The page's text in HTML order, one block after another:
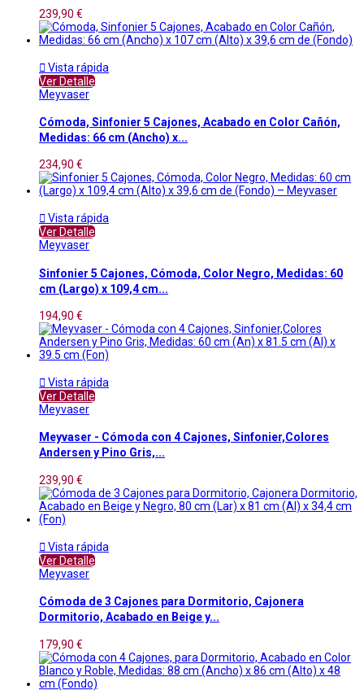
239,90 €
 Vista rápida
Ver Detalle
Meyvaser
Cómoda, Sinfonier 5 Cajones, Acabado en Color Cañón,
Medidas: 66 cm (Ancho) x...
234,90 €
 Vista rápida
Ver Detalle
Meyvaser
Sinfonier 5 Cajones, Cómoda, Color Negro, Medidas: 60
cm (Largo) x 109,4 cm...
194,90 €
 Vista rápida
Ver Detalle
Meyvaser
Meyvaser - Cómoda con 4 Cajones, Sinfonier,Colores
Andersen y Pino Gris,...
239,90 €
 Vista rápida
Ver Detalle
Meyvaser
Cómoda de 3 Cajones para Dormitorio, Cajonera
Dormitorio, Acabado en Beige y...
179,90 €